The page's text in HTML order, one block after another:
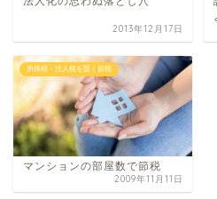
2013年12月17日
所得税・法人税を賢く節税
マンションの部屋数で節税
2009年11月11日